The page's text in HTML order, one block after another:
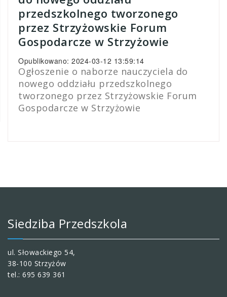
przedszkolnego tworzonego
przez Strzyżowskie Forum
Gospodarcze w Strzyżowie
Opublikowano: 2024-03-12 13:59:14
Ogłoszenie o naborze nauczyciela do
nowego oddziału przedszkolnego
tworzonego przez Strzyżowskie Forum
Gospodarcze w Strzyżowie
Siedziba Przedszkola
ul. Słowackiego 54,
38-100 Strzyżów
tel.: 695 639 361